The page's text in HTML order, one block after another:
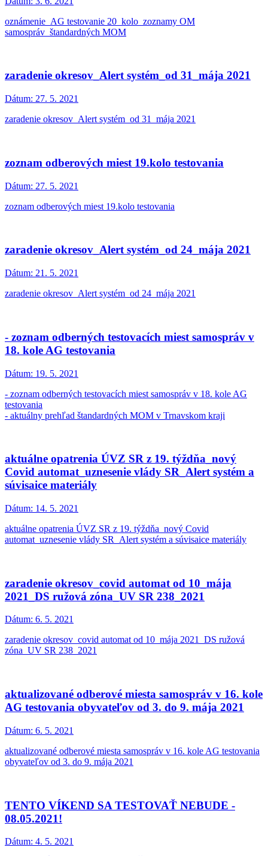
oznámenie_AG testovanie 20_kolo_zoznamy OM
samospráv_štandardných MOM
zaradenie okresov_Alert systém_od 31_mája 2021
Dátum: 27. 5. 2021
zaradenie okresov_Alert systém_od 31_mája 2021
zoznam odberových miest 19.kolo testovania
Dátum: 27. 5. 2021
zoznam odberových miest 19.kolo testovania
zaradenie okresov_Alert systém_od 24_mája 2021
Dátum: 21. 5. 2021
zaradenie okresov_Alert systém_od 24_mája 2021
- zoznam odberných testovacích miest samospráv v
18. kole AG testovania
Dátum: 19. 5. 2021
- zoznam odberných testovacích miest samospráv v 18. kole AG
testovania
- aktuálny prehľad štandardných MOM v Trnavskom kraji
aktuálne opatrenia ÚVZ SR z 19. týždňa_nový
Covid automat_uznesenie vlády SR_Alert systém a
súvisaice materiály
Dátum: 14. 5. 2021
aktuálne opatrenia ÚVZ SR z 19. týždňa_nový Covid
automat_uznesenie vlády SR_Alert systém a súvisaice materiály
zaradenie okresov_covid automat od 10_mája
2021_DS ružová zóna_UV SR 238_2021
Dátum: 6. 5. 2021
zaradenie okresov_covid automat od 10_mája 2021_DS ružová
zóna_UV SR 238_2021
aktualizované odberové miesta samospráv v 16. kole
AG testovania obyvateľov od 3. do 9. mája 2021
Dátum: 6. 5. 2021
aktualizované odberové miesta samospráv v 16. kole AG testovania
obyvateľov od 3. do 9. mája 2021
TENTO VÍKEND SA TESTOVAŤ NEBUDE -
08.05.2021!
Dátum: 4. 5. 2021